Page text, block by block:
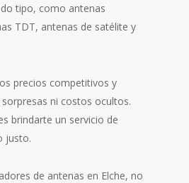
tipo, como antenas
TDT, antenas de satélite y
precios competitivos y
ni costos ocultos.
brindarte un servicio de
justo.
de antenas en Elche, no